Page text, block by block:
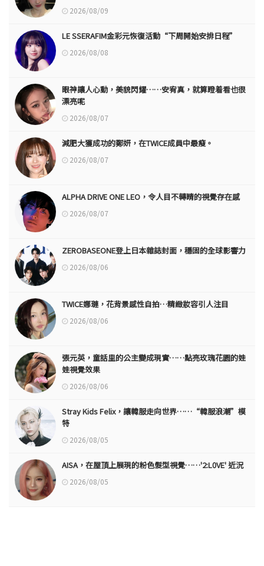
2026/08/09
LE SSERAFIM金彩元恢復活動“下周開始安排日程”
2026/08/08
眼神讓人心動，美貌閃耀……安宥真，就算瞪着看也很
漂亮呢
2026/08/07
減肥大獲成功的鄭妍，在TWICE成員中最瘦。
2026/08/07
ALPHA DRIVE ONE LEO，令人目不轉睛的視覺存在感
2026/08/07
ZEROBASEONE登上日本雜誌封面，穩固的全球影響力
2026/08/06
TWICE娜璉，花背景感性自拍…精緻妝容引人注目
2026/08/06
張元英，童話里的公主變成現實……點亮玫瑰花園的娃
娃視覺效果
2026/08/06
Stray Kids Felix，讓韓服走向世界……“韓服浪潮”模
特
2026/08/05
AISA，在屋頂上展現的粉色髮型視覺……'2:L0VE' 近況
2026/08/05